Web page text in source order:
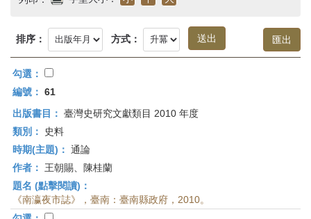
首
頁
排序： 方式：
勾選：
編號： 61
出版書目： 臺灣史研究文獻類目 2010 年度
類別：
史料
時期(主題)： 通論
作者：
王朝賜、陳桂蘭
題名 (點擊閱讀)：
《南瀛夜市誌》，臺南：臺南縣政府，2010。